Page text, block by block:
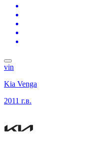
vin
Kia Venga
2011 г.в.